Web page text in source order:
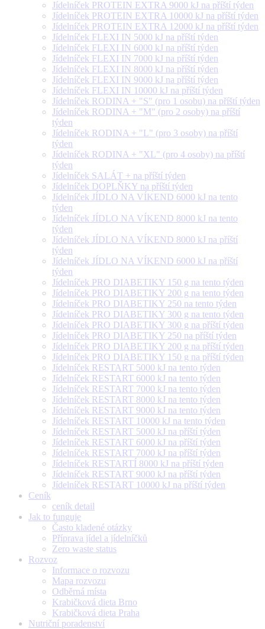
Jídelníček PROTEIN EXTRA 9000 kJ na příští týden
Jídelníček PROTEIN EXTRA 10000 kJ na příští týden
Jídelníček PROTEIN EXTRA 12000 kJ na příští týden
Jídelníček FLEXI IN 5000 kJ na příští týden
Jídelníček FLEXI IN 6000 kJ na příští týden
Jídelníček FLEXI IN 7000 kJ na příští týden
Jídelníček FLEXI IN 8000 kJ na příští týden
Jídelníček FLEXI IN 9000 kJ na příští týden
Jídelníček FLEXI IN 10000 kJ na příští týden
Jídelníček RODINA + "S" (pro 1 osobu) na příští týden
Jídelníček RODINA + "M" (pro 2 osoby) na příští
týden
Jídelníček RODINA + "L" (pro 3 osoby) na příští
týden
Jídelníček RODINA + "XL" (pro 4 osoby) na příští
týden
Jídelníček SALÁT + na příští týden
Jídelníček DOPLŇKY na příští týden
Jídelníček JÍDLO NA VÍKEND 6000 kJ na tento
týden
Jídelníček JÍDLO NA VÍKEND 8000 kJ na tento
týden
Jídelníček JÍDLO NA VÍKEND 8000 kJ na příští
týden
Jídelníček JÍDLO NA VÍKEND 6000 kJ na příští
týden
Jídelníček PRO DIABETIKY 150 g na tento týden
Jídelníček PRO DIABETIKY 200 g na tento týden
Jídelníček PRO DIABETIKY 250 na tento týden
Jídelníček PRO DIABETIKY 300 g na tento týden
Jídelníček PRO DIABETIKY 300 g na příští týden
Jídelníček PRO DIABETIKY 250 na příští týden
Jídelníček PRO DIABETIKY 200 g na příští týden
Jídelníček PRO DIABETIKY 150 g na příští týden
Jídelníček RESTART 5000 kJ na tento týden
Jídelníček RESTART 6000 kJ na tento týden
Jídelníček RESTART 7000 kJ na tento týden
Jídelníček RESTART 8000 kJ na tento týden
Jídelníček RESTART 9000 kJ na tento týden
Jídelníček RESTART 10000 kJ na tento týden
Jídelníček RESTART 5000 kJ na příští týden
Jídelníček RESTART 6000 kJ na příští týden
Jídelníček RESTART 7000 kJ na příští týden
Jídelníček RESTARTÍ 8000 kJ na příští týden
Jídelníček RESTART 9000 kJ na příští týden
Jídelníček RESTART 10000 kJ na příští týden
Ceník
ceník detail
Jak to funguje
Často kladené otázky
Příprava jídel a jídelníčků
Zero waste status
Rozvoz
Informace o rozvozu
Mapa rozvozu
Odběrná místa
Krabičková dieta Brno
Krabičková dieta Praha
Nutriční poradenství